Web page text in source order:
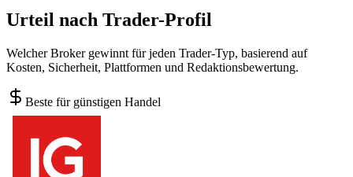
Urteil nach Trader-Profil
Welcher Broker gewinnt für jeden Trader-Typ, basierend auf
Kosten, Sicherheit, Plattformen und Redaktionsbewertung.
Beste für günstigen Handel